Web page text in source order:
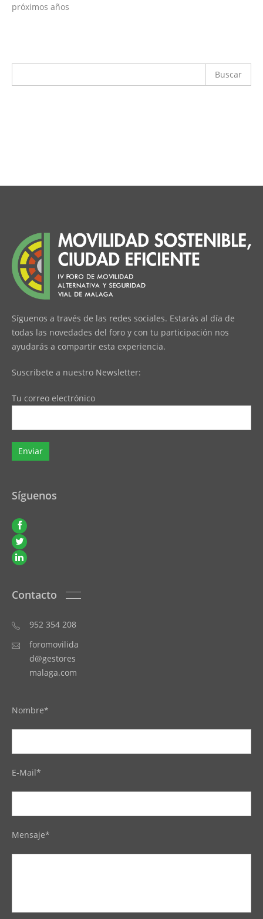
próximos años
Síguenos a través de las redes sociales. Estarás al día de
todas las novedades del foro y con tu participación nos
ayudarás a compartir esta experiencia.
Suscribete a nuestro Newsletter:
Tu correo electrónico
Síguenos
Contacto
952 354 208
foromovilida
d@gestores
malaga.com
Nombre*
E-Mail*
Mensaje*